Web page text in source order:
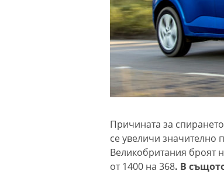
Причината за
се увеличи значително
Великобритания броят
от 1400 на 368. В